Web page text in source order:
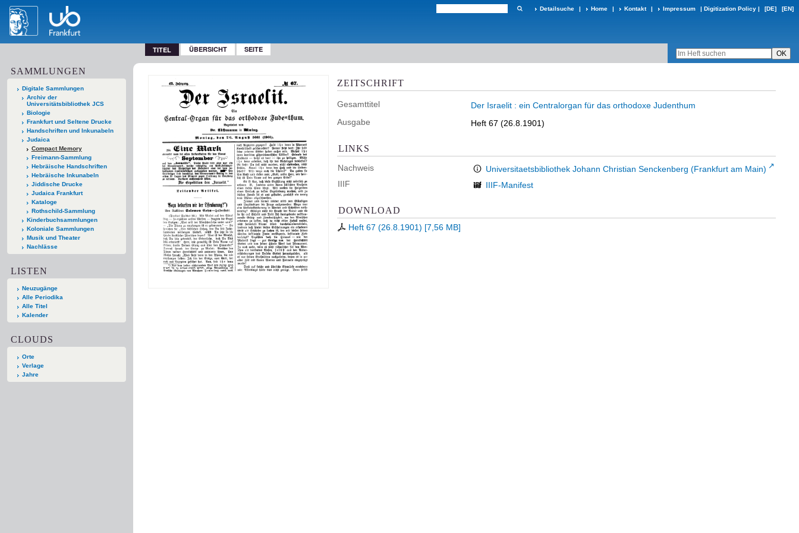
Detailsuche | Home | Kontakt | Impressum | Digitization Policy | [DE] [EN]
TITEL ÜBERSICHT SEITE
SAMMLUNGEN
Digitale Sammlungen
Archiv der
Universitätsbibliothek JCS
Biologie
Frankfurt und Seltene Drucke
Handschriften und Inkunabeln
Judaica
Compact Memory
Freimann-Sammlung
Hebräische Handschriften
Hebräische Inkunabeln
Jiddische Drucke
Judaica Frankfurt
Kataloge
Rothschild-Sammlung
Kinderbuchsammlungen
Koloniale Sammlungen
Musik und Theater
Nachlässe
LISTEN
Neuzugänge
Alle Periodika
Alle Titel
Kalender
CLOUDS
Orte
Verlage
Jahre
ZEITSCHRIFT
Gesamttitel
Der Israelit : ein Centralorgan für das orthodoxe Judenthum
Ausgabe
Heft 67 (26.8.1901)
LINKS
Nachweis
Universitaetsbibliothek Johann Christian Senckenberg (Frankfurt am Main)
IIIF
IIIF-Manifest
DOWNLOAD
Heft 67 (26.8.1901) [7,56 MB]